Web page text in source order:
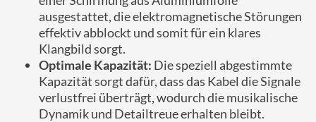
ausgestattet, die elektromagnetische Störungen
effektiv abblockt und somit für ein klares
Klangbild sorgt.
Optimale Kapazität: Die speziell abgestimmte
Kapazität sorgt dafür, dass das Kabel die Signale
verlustfrei überträgt, wodurch die musikalische
Dynamik und Detailtreue erhalten bleibt.